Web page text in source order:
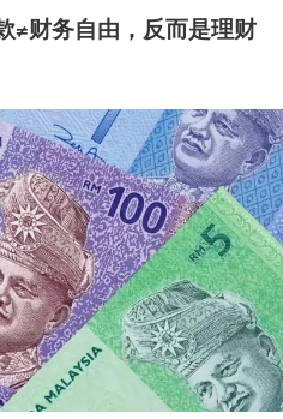
≠财务自由，反而是理财